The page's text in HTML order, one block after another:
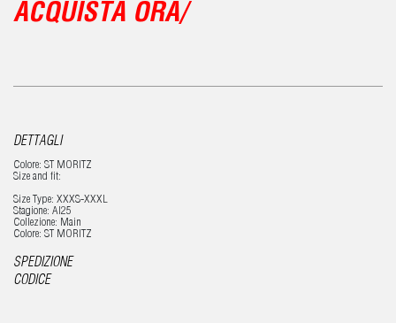
ACQUISTA ORA/
DETTAGLI
Colore: ST MORITZ
Size and fit:
Size Type: XXXS-XXXL
Stagione: AI25
Collezione: Main
Colore: ST MORITZ
SPEDIZIONE
CODICE